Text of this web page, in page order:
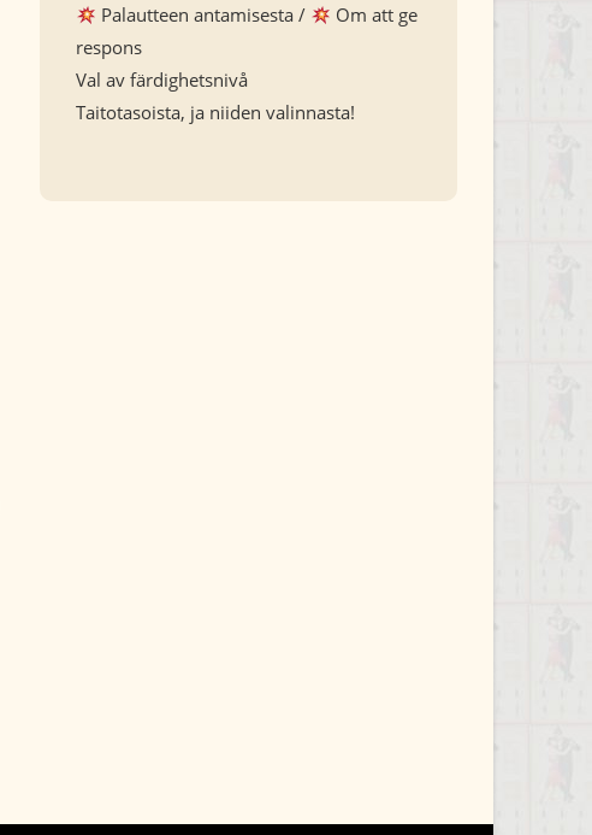
Palautteen antamisesta /
Om att ge
respons
Val av färdighetsnivå
Taitotasoista, ja niiden valinnasta!